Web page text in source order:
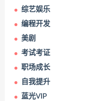
综艺娱乐
编程开发
美剧
考试考证
职场成长
自我提升
蓝光VIP